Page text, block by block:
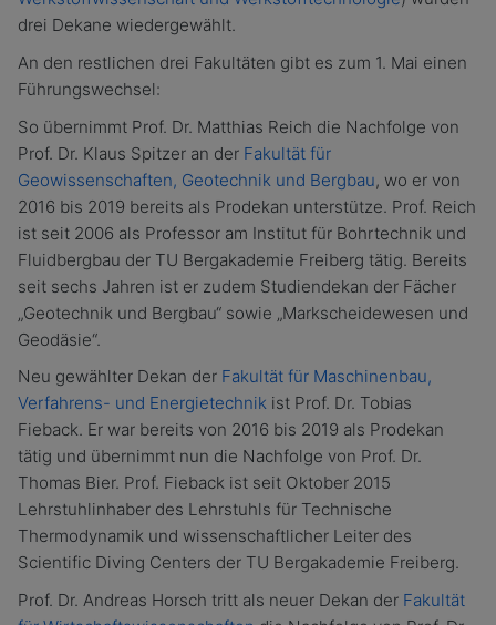
drei Dekane wiedergewählt.
An den restlichen drei Fakultäten gibt es zum 1. Mai einen
Führungswechsel:
So übernimmt Prof. Dr. Matthias Reich die Nachfolge von
Prof. Dr. Klaus Spitzer an der Fakultät für
Geowissenschaften, Geotechnik und Bergbau, wo er von
2016 bis 2019 bereits als Prodekan unterstütze. Prof. Reich
ist seit 2006 als Professor am Institut für Bohrtechnik und
Fluidbergbau der TU Bergakademie Freiberg tätig. Bereits
seit sechs Jahren ist er zudem Studiendekan der Fächer
„Geotechnik und Bergbau“ sowie „Markscheidewesen und
Geodäsie“.
Neu gewählter Dekan der Fakultät für Maschinenbau,
Verfahrens- und Energietechnik ist Prof. Dr. Tobias
Fieback. Er war bereits von 2016 bis 2019 als Prodekan
tätig und übernimmt nun die Nachfolge von Prof. Dr.
Thomas Bier. Prof. Fieback ist seit Oktober 2015
Lehrstuhlinhaber des Lehrstuhls für Technische
Thermodynamik und wissenschaftlicher Leiter des
Scientific Diving Centers der TU Bergakademie Freiberg.
Prof. Dr. Andreas Horsch tritt als neuer Dekan der Fakultät